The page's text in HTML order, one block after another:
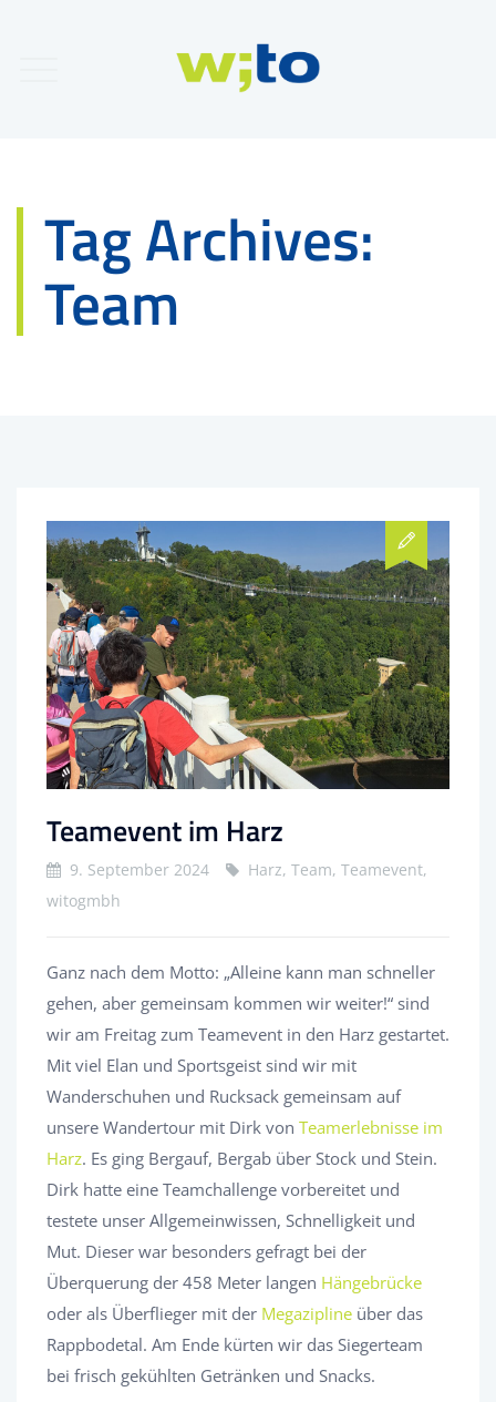
Tag Archives:
Team
Teamevent im Harz
9. September 2024
Harz, Team, Teamevent,
witogmbh
Ganz nach dem Motto: „Alleine kann man schneller
gehen, aber gemeinsam kommen wir weiter!“ sind
wir am Freitag zum Teamevent in den Harz gestartet.
Mit viel Elan und Sportsgeist sind wir mit
Wanderschuhen und Rucksack gemeinsam auf
unsere Wandertour mit Dirk von Teamerlebnisse im
Harz. Es ging Bergauf, Bergab über Stock und Stein.
Dirk hatte eine Teamchallenge vorbereitet und
testete unser Allgemeinwissen, Schnelligkeit und
Mut. Dieser war besonders gefragt bei der
Überquerung der 458 Meter langen Hängebrücke
oder als Überflieger mit der Megazipline über das
Rappbodetal. Am Ende kürten wir das Siegerteam
bei frisch gekühlten Getränken und Snacks.